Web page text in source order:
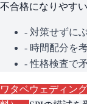
不合格になりやす
- 対策せずに
- 時間配分を
- 性格検査で
ワタベウェディング